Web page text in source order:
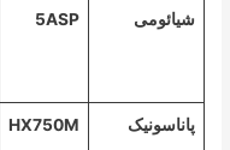
شیائومی 5ASP
پاناسونیک HX750M